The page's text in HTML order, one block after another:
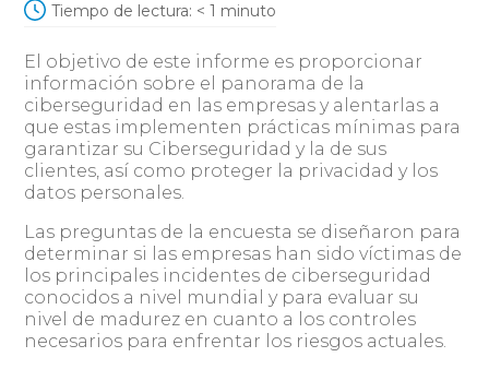
Tiempo de lectura: < 1 minuto
El objetivo de este informe es proporcionar
información sobre el panorama de la
ciberseguridad en las empresas y alentarlas a
que estas implementen prácticas mínimas para
garantizar su Ciberseguridad y la de sus
clientes, así como proteger la privacidad y los
datos personales.
Las preguntas de la encuesta se diseñaron para
determinar si las empresas han sido víctimas de
los principales incidentes de ciberseguridad
conocidos a nivel mundial y para evaluar su
nivel de madurez en cuanto a los controles
necesarios para enfrentar los riesgos actuales.